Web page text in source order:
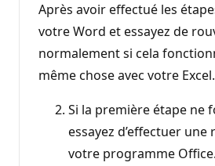
Après avoir effectué les
votre Word et essayez de
normalement si cela
même chose avec votre Excel.
Si la première étape ne
essayez d’effectuer
votre programme